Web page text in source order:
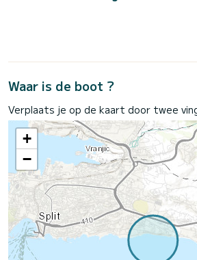
Waar is de boot ?
Verplaats je op de kaart door twee
+
−